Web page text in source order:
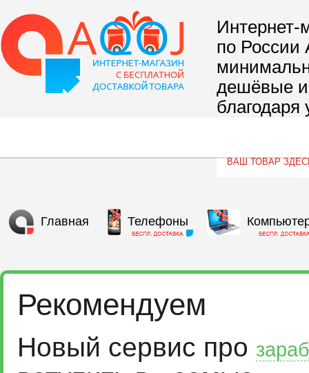
Интернет-
по России
дешёвые и
благодаря
Главная Телефоны
Рекомендуем
Новый сервис про